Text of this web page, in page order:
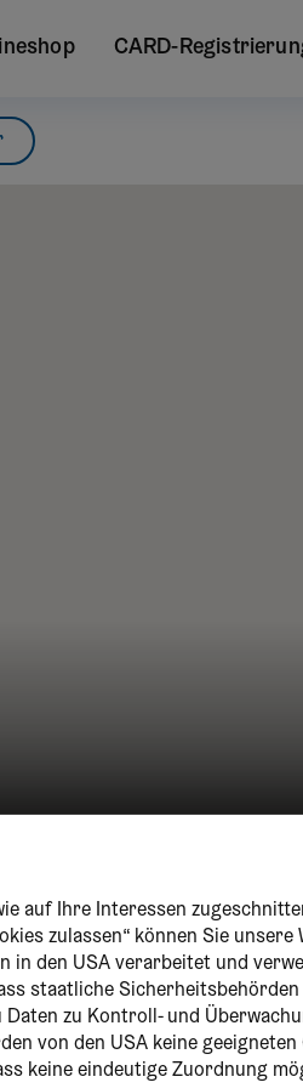
auf Ihre Interessen
zulassen“ können Sie
den USA verarbeitet und
staatliche
zu Kontroll- und
von den USA keine
keine eindeutige Zuordnung
CARD-